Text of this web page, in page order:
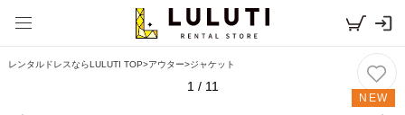
レンタルドレスならLULUTI TOP>アウター>ジャケット
1 / 11
NEW